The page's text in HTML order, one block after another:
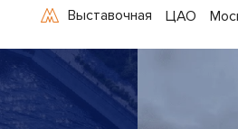
Выставочная ЦАО